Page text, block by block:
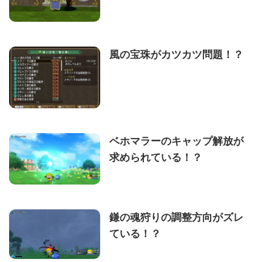
風の宝珠がカツカツ問題！？
ベホマラーのキャップ解放が
求められている！？
鎌の魂狩りの調整方向がズレ
ている！？